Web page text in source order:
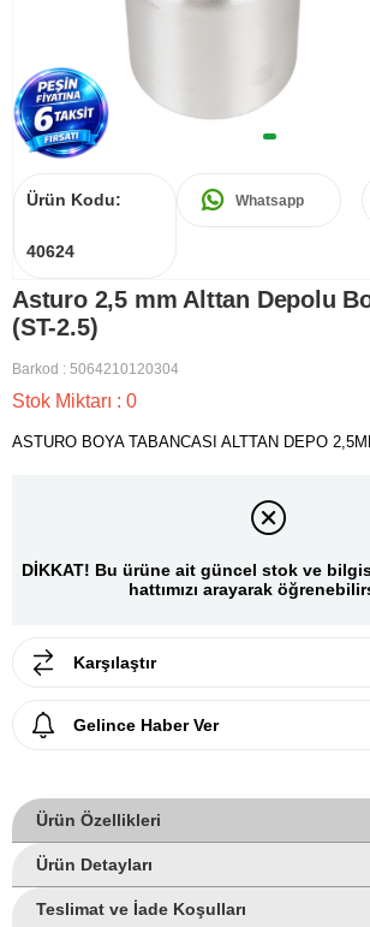
Ürün Kodu:
40624
Whatsapp
Asturo 2,5 mm Alttan Depolu
(ST-2.5)
Barkod : 5064210120304
Stok Miktarı : 0
ASTURO BOYA TABANCASI ALTTAN DEPO
DİKKAT! Bu ürüne ait güncel stok ve
hattımızı arayarak
Karşılaştır
Gelince Haber Ver
Ürün Özellikleri
Ürün Detayları
Teslimat ve İade Koşulları